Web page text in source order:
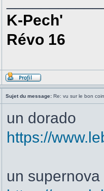
K-Pech'
Révo 16
Sujet du message: Re: vu sur le bon
un dorado
https://
un